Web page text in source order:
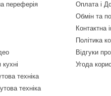
переферія
техніка
техніка
Оплата і
Обмін та
Контактна
Політика
Відгуки
Угода